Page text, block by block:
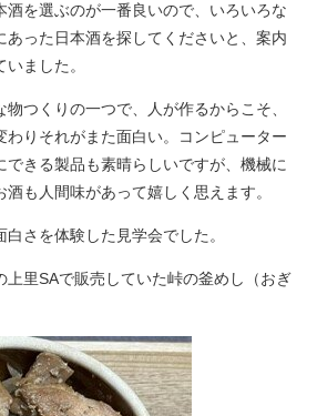
酒を選ぶのが一番良いので、いろいろな
あった日本酒を探してくださいと、案内
ました。
つくりの一つで、人が作るからこそ、
わりそれがまた面白い。コンピューター
できる製品も素晴らしいですが、機械に
も人間味があって嬉しく思えます。
さを体験した見学会でした。
上里SAで販売していた峠の釜めし（おぎ